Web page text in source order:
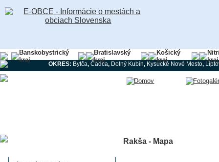
Banskobystrický
kraj
Bratislavský
kraj
Košický
kraj
kraj
OKRES: Bytča, Čadca, Dolný Kubín, Kysucké Nové Mesto,
Rakša - Mapa